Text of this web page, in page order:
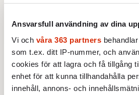
Ansvarsfull användning av dina
Vi och våra 363 partners
som t.ex. ditt IP-nummer, och
cookies för att lagra och få tillgång
enhet för att kunna tillhandahålla
innehåll, annons- och
2024-09-27 | SE65
Lyssna